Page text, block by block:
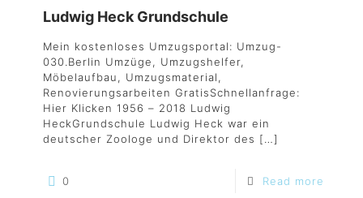
Ludwig Heck Grundschule
Mein kostenloses Umzugsportal: Umzug-
030.Berlin Umzüge, Umzugshelfer,
Möbelaufbau, Umzugsmaterial,
Renovierungsarbeiten GratisSchnellanfrage:
Hier Klicken 1956 – 2018 Ludwig
HeckGrundschule Ludwig Heck war ein
deutscher Zoologe und Direktor des […]
0 Read more